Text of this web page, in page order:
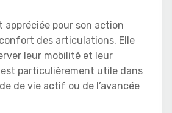
appréciée pour son action
des articulations. Elle
leur mobilité et leur
particulièrement utile dans
de vie actif ou de l’avancée